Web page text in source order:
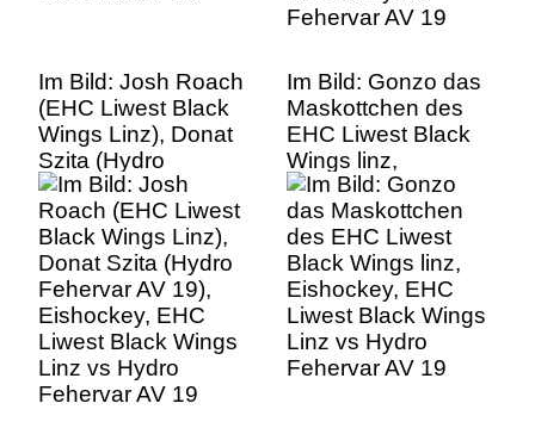
Im Bild: Josh Roach
(EHC Liwest Black
Wings Linz), Donat
Szita (Hydro
Fehervar AV 19),
Eishockey, EHC
Liwest Black Wings
Linz vs Hydro
Fehervar AV 19
Im Bild: Gonzo das
Maskottchen des
EHC Liwest Black
Wings linz,
Eishockey, EHC
Liwest Black Wings
Linz vs Hydro
Fehervar AV 19